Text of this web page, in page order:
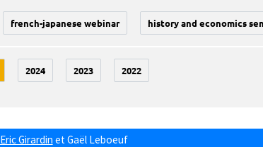
french-japanese webinar history and economics
2024 2023 2022
Eric Girardin et Gaël Leboeuf